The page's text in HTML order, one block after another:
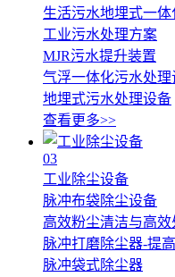
生活污水地埋式一体
工业污水处理方案
MJR污水提升装置
气浮一体化污水处理
地埋式污水处理设备
查看更多>>
03
工业除尘设备
脉冲布袋除尘设备
高效粉尘清洁与高
脉冲打磨除尘器-提
脉冲袋式除尘器